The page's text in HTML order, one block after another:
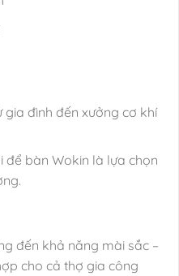
gia đình đến xưởng cơ khí
bàn Wokin là lựa chọn
đến khả năng mài sắc –
cho cả thợ gia công